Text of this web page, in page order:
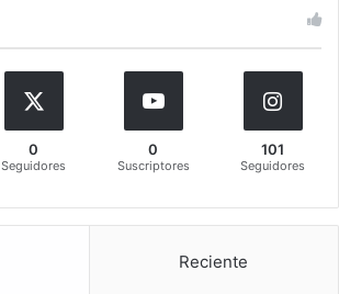
0
Seguidores
0
Suscriptores
101
Seguidores
Reciente